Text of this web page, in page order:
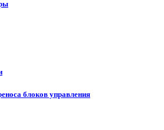
блоков управления